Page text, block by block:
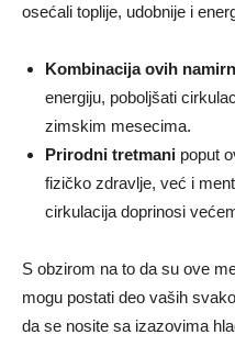
osećali toplije, udobnije i
Kombinacija ovih
energiju, poboljšati
zimskim mesecima.
Prirodni tretmani poput
fizičko zdravlje, već i
cirkulacija doprinosi
S obzirom na to da su ove
mogu postati deo vaših
da se nosite sa izazovima